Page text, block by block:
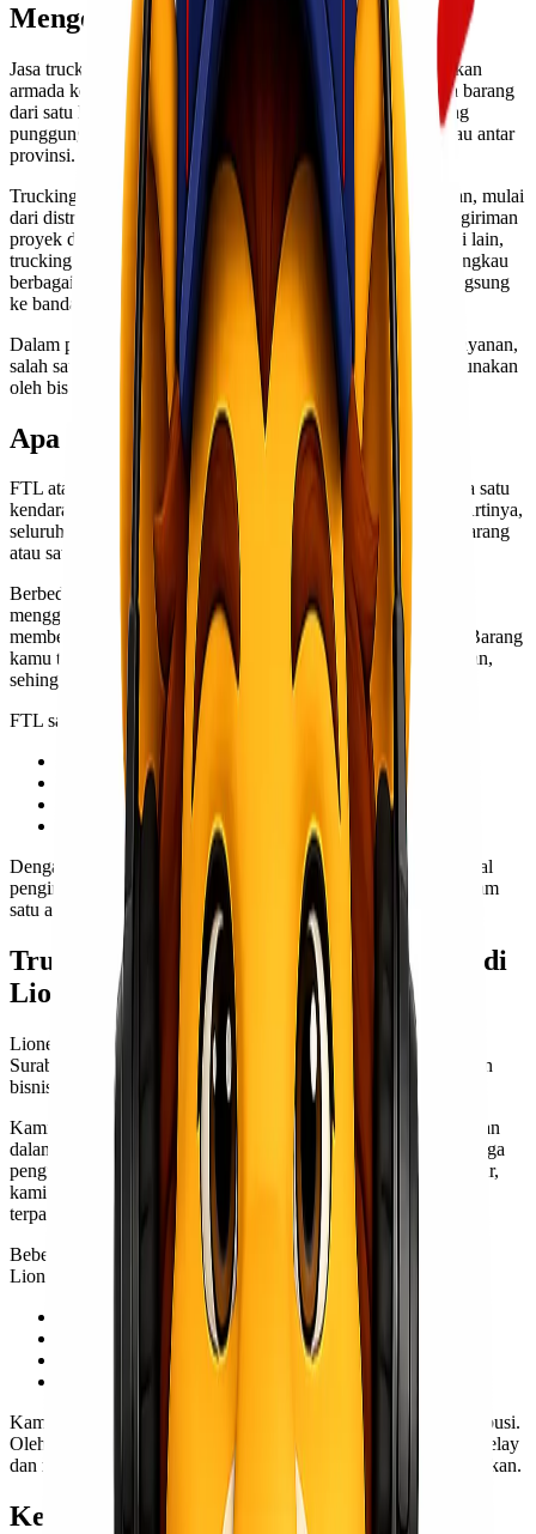
Mengenal Jasa Trucking Barang
Jasa trucking adalah layanan pengiriman barang menggunakan
armada kendaraan darat seperti truk untuk mendistribusikan barang
dari satu lokasi ke lokasi lainnya. Layanan ini menjadi tulang
punggung logistik, terutama untuk pengiriman antar kota atau antar
provinsi.
Trucking biasanya digunakan untuk berbagai jenis kebutuhan, mulai
dari distribusi barang retail, bahan baku industri, hingga pengiriman
proyek dalam jumlah besar. Dibandingkan moda transportasi lain,
trucking menawarkan fleksibilitas tinggi karena dapat menjangkau
berbagai area, termasuk lokasi yang tidak memiliki akses langsung
ke bandara atau pelabuhan.
Dalam praktiknya, trucking terbagi menjadi beberapa jenis layanan,
salah satunya adalah FTL (Full Truck Load) yang sering digunakan
oleh bisnis dengan volume pengiriman besar.
Apa Itu FTL?
FTL atau Full Truck Load adalah metode pengiriman di mana satu
kendaraan truk digunakan secara penuh oleh satu pengirim. Artinya,
seluruh kapasitas truk didedikasikan hanya untuk satu jenis barang
atau satu pelanggan saja.
Berbeda dengan LTL (Less Than Truck Load) yang
menggabungkan beberapa pengiriman dalam satu truk, FTL
memberikan keuntungan dari segi kecepatan dan keamanan. Barang
kamu tidak perlu transit atau bongkar muat di tengah perjalanan,
sehingga risiko kerusakan bisa diminimalkan.
FTL sangat cocok untuk:
Pengiriman dalam jumlah besar
Barang dengan kebutuhan khusus
Pengiriman yang membutuhkan waktu cepat
Produk dengan risiko tinggi jika sering dipindahkan
Dengan FTL, kamu juga memiliki kontrol lebih terhadap jadwal
pengiriman, karena tidak bergantung pada pengiriman lain dalam
satu armada.
Trucking Barang Surabaya Semarang di
Lionel Express
Lionel Express menyediakan layanan trucking FTL untuk rute
Surabaya ke Semarang yang dirancang khusus untuk kebutuhan
bisnis.
Kami mengoperasikan armada yang siap mendukung pengiriman
dalam berbagai skala, mulai dari kebutuhan distribusi rutin hingga
pengiriman proyek. Dengan sistem operasional yang terorganisir,
kami memastikan setiap pengiriman berjalan secara efisien dan
terpantau.
Beberapa keunggulan layanan
trucking Surabaya Semarang
Lionel Express:
Pengiriman langsung tanpa transit (direct delivery)
Jadwal fleksibel sesuai kebutuhan bisnis kamu
Dukungan tim operasional yang responsif
Monitoring pengiriman yang transparan
Kami juga memahami pentingnya ketepatan waktu dalam distribusi.
Oleh karena itu, setiap proses dirancang untuk meminimalkan delay
dan memastikan barang sampai sesuai jadwal yang telah ditentukan.
Keuntungan Pakai Lionel Express